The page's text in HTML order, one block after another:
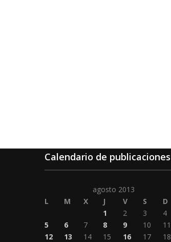
Calendario de publicaciones
agosto 2013
L
M X J V S
D
1
2 3
4
5
6 7 8 9 10
11
12
13 14 15 16 17
18